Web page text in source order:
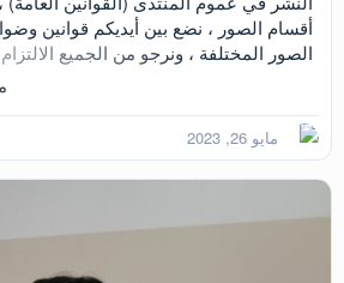
أقسام الصور ، نضع بين أيديكم قوانين
الصور المختلفة ، ونرجو من الجميع الالتزام
إغلاق مواضيعكم أو مشاركاتكم أو حتى
حزما في حالات المخالفات الجسيمة أو
ناشري محتوي و صور واعضاء و زائرين اتباع
يتم رفع الصور علي احد هذه الاستضافات
التضمين بالمشاركه...
ب
ت
مايو 26, 2023